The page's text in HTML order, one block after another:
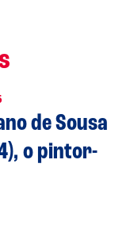
de Sousa
o pintor-